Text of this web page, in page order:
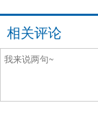
相关评论